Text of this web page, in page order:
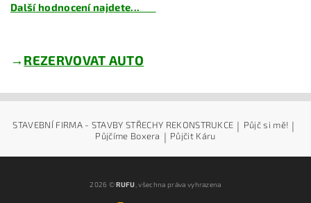
Další hodnocení najdete...
→ REZERVOVAT AUTO
STAVEBNÍ FIRMA - STAVBY STŘECHY REKONSTRUKCE | Půjč si mě! |
Půjčíme Boxera | Půjčit Káru
2026 ©RUFU , všechna práva vyhrazena